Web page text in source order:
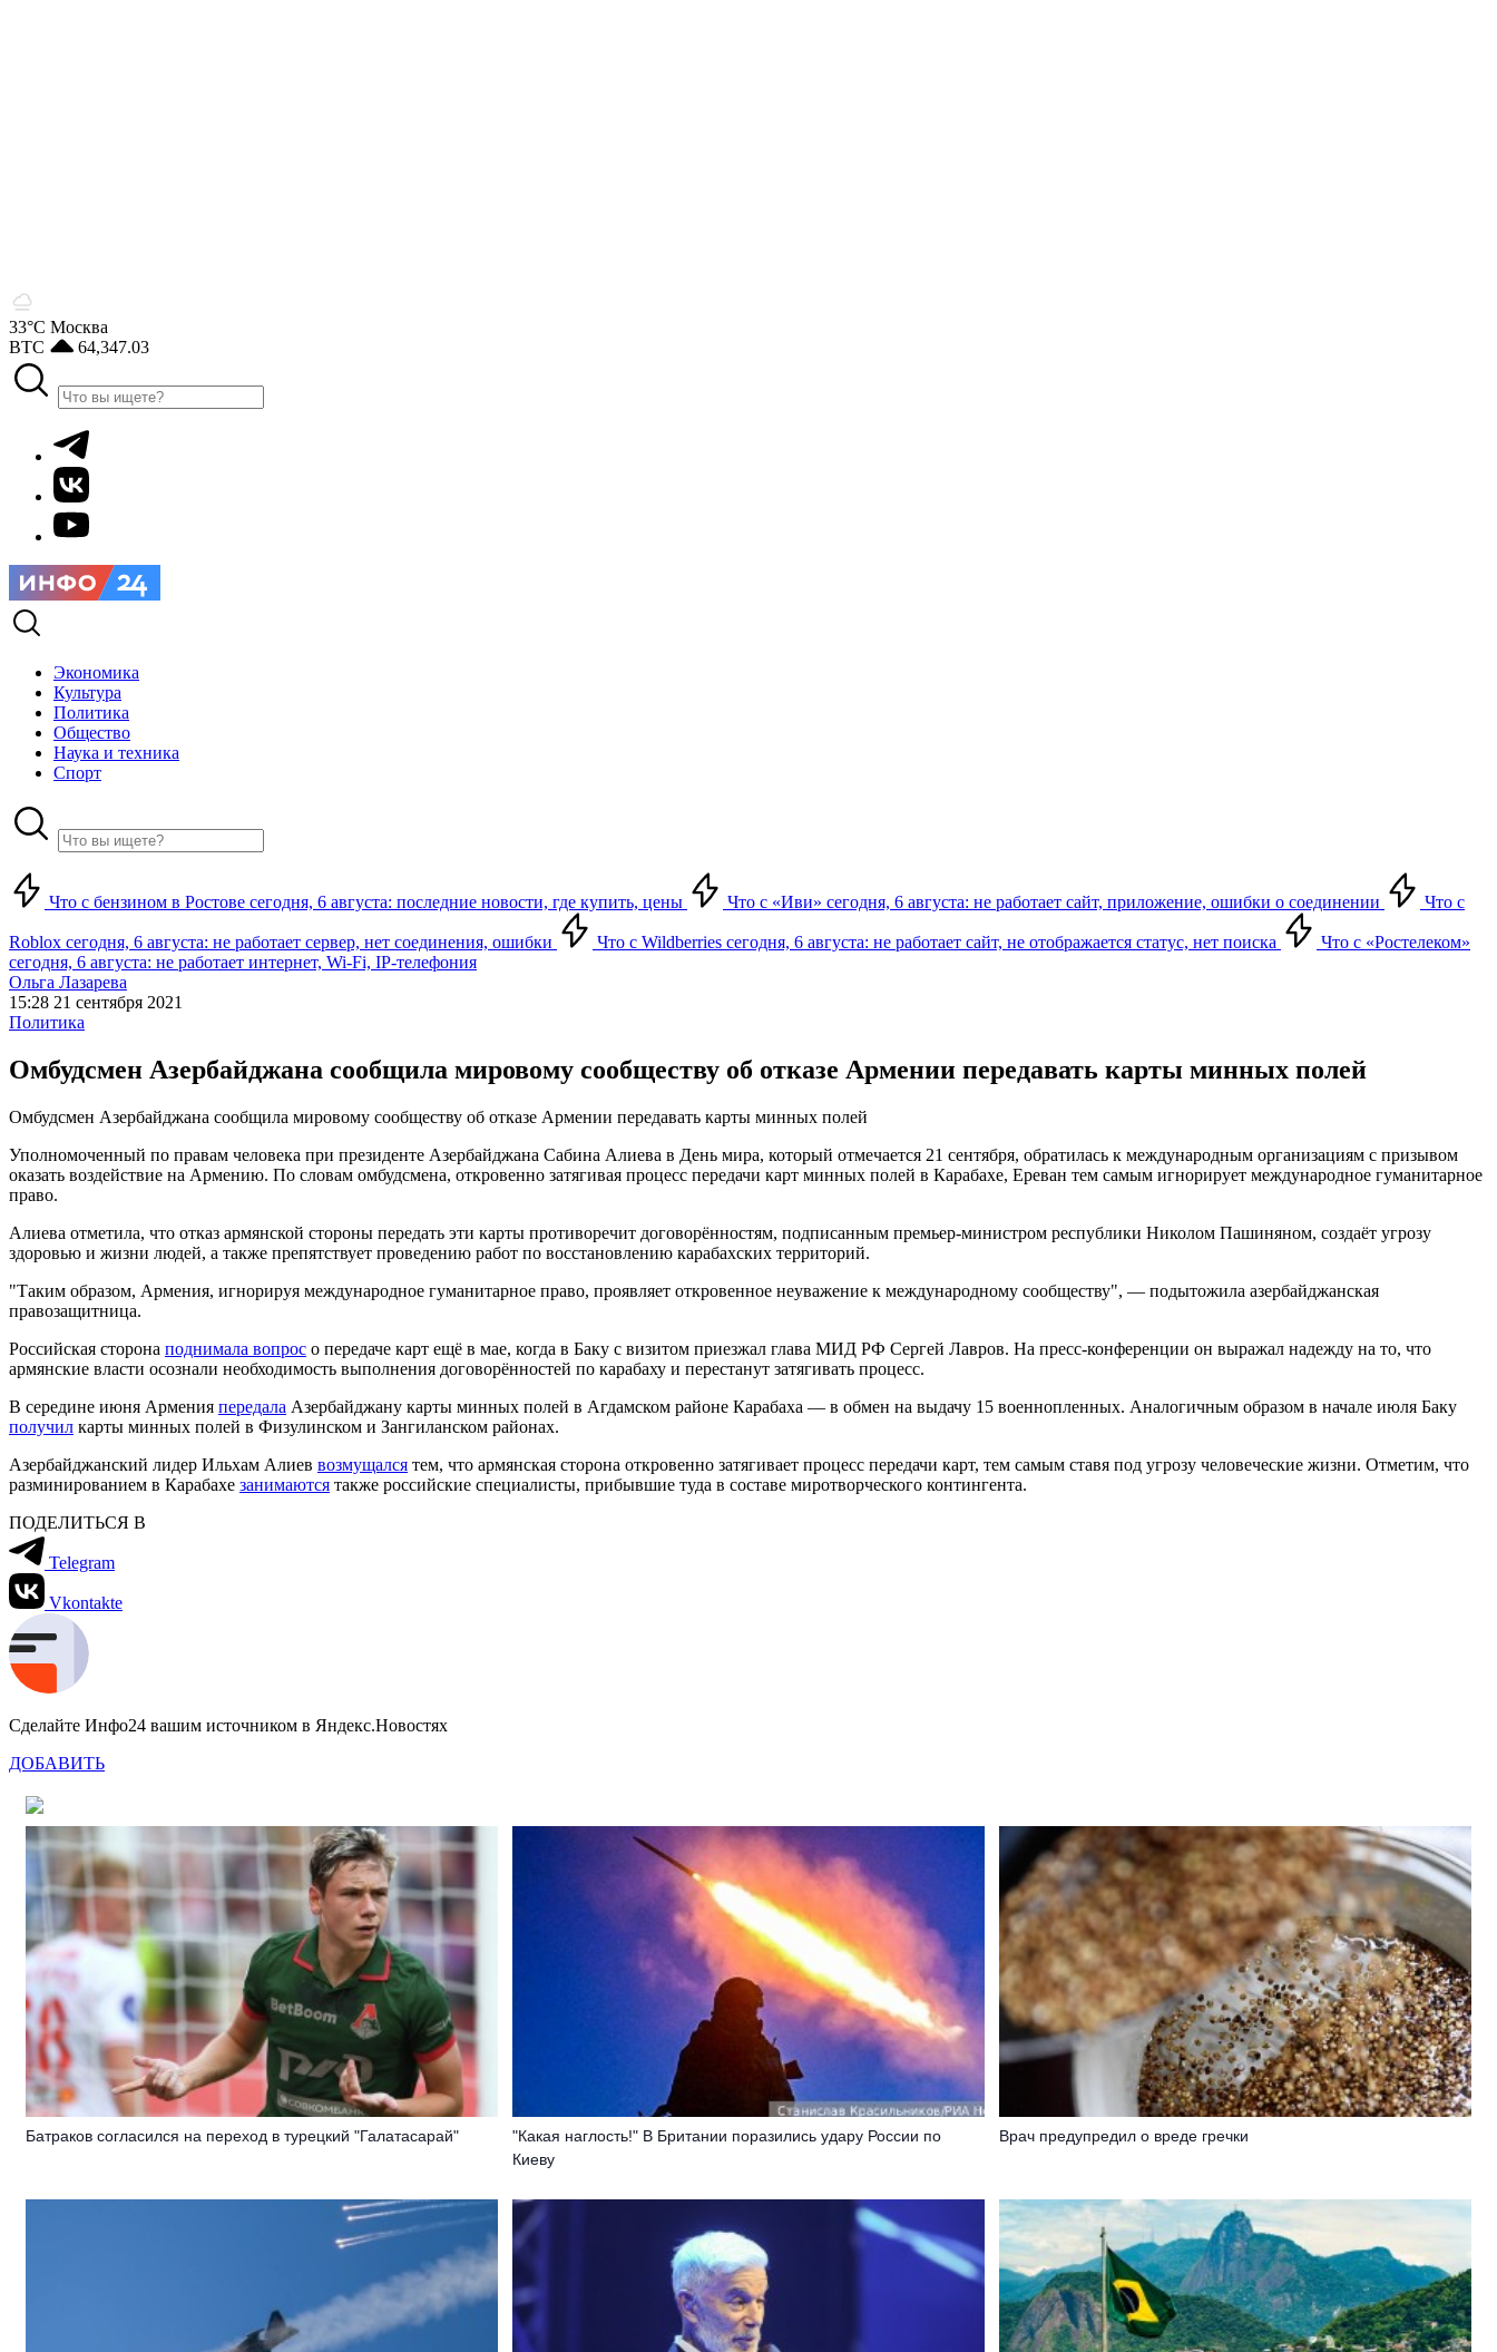
33°С Москва
BTC
64,347.03
Экономика
Культура
Политика
Общество
Наука и техника
Спорт
Что с бензином в Ростове сегодня, 6 августа: последние новости, где купить, цены Что с «Иви» сегодня, 6 августа: не работает сайт, приложение, ошибки о соединении Что с
Roblox сегодня, 6 августа: не работает сервер, нет соединения, ошибки Что с Wildberries сегодня, 6 августа: не работает сайт, не отображается статус, нет поиска
Что с «Ростелеком»
сегодня, 6 августа: не работает интернет, Wi-Fi, IP-телефония
Ольга Лазарева
15:28 21 сентября 2021
Политика
Омбудсмен Азербайджана сообщила мировому сообществу об отказе Армении передавать карты минных полей
Омбудсмен Азербайджана сообщила мировому сообществу об отказе Армении передавать карты минных полей
Уполномоченный по правам человека при президенте Азербайджана Сабина Алиева в День мира, который отмечается 21 сентября, обратилась к международным организациям с призывом
оказать воздействие на Армению. По словам омбудсмена, откровенно затягивая процесс передачи карт минных полей в Карабахе, Ереван тем самым игнорирует международное гуманитарное
право.
Алиева отметила, что отказ армянской стороны передать эти карты противоречит договорённостям, подписанным премьер-министром республики Николом Пашиняном, создаёт угрозу
здоровью и жизни людей, а также препятствует проведению работ по восстановлению карабахских территорий.
"Таким образом, Армения, игнорируя международное гуманитарное право, проявляет откровенное неуважение к международному сообществу", — подытожила азербайджанская
правозащитница.
Российская сторона поднимала вопрос о передаче карт ещё в мае, когда в Баку с визитом приезжал глава МИД РФ Сергей Лавров. На пресс-конференции он выражал надежду на то, что
армянские власти осознали необходимость выполнения договорённостей по карабаху и перестанут затягивать процесс.
В середине июня Армения передала Азербайджану карты минных полей в Агдамском районе Карабаха — в обмен на выдачу 15 военнопленных. Аналогичным образом в начале июля Баку
получил карты минных полей в Физулинском и Зангиланском районах.
Азербайджанский лидер Ильхам Алиев возмущался тем, что армянская сторона откровенно затягивает процесс передачи карт, тем самым ставя под угрозу человеческие жизни. Отметим, что
разминированием в Карабахе занимаются также российские специалисты, прибывшие туда в составе миротворческого контингента.
ПОДЕЛИТЬСЯ В
Telegram
Vkontakte
Сделайте Инфо24 вашим источником в Яндекс.Новостях
ДОБАВИТЬ
Батраков согласился на переход в турецкий "Галатасарай"
"Какая наглость!" В Британии поразились удару России по
Киеву
Врач предупредил о вреде гречки